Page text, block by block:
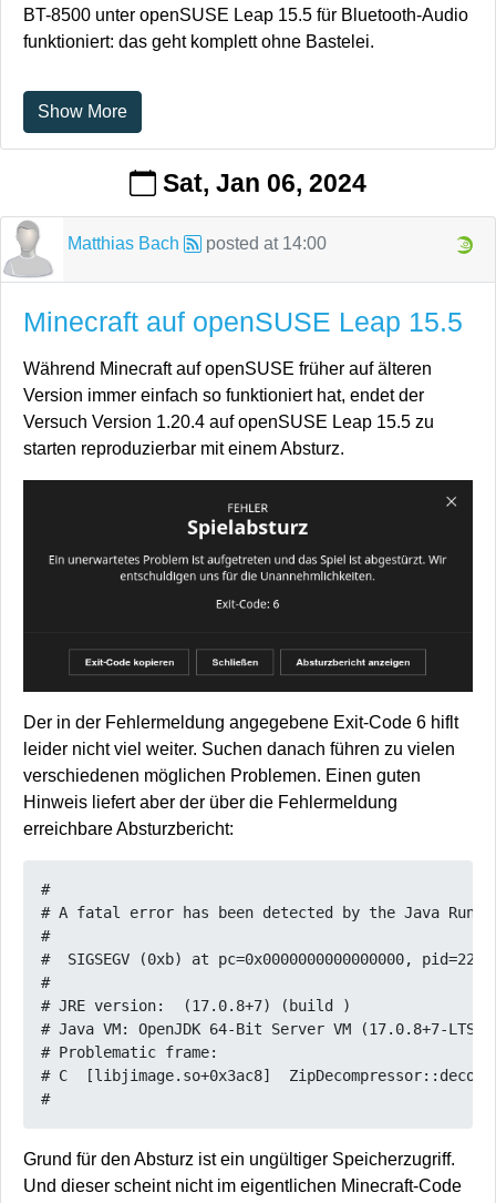
BT-8500 unter openSUSE Leap 15.5 für Bluetooth-Audio
funktioniert: das geht komplett ohne Bastelei.
Show More
Sat, Jan 06, 2024
Matthias Bach posted at 14:00
Minecraft auf openSUSE Leap 15.5
Während Minecraft auf openSUSE früher auf älteren
Version immer einfach so funktioniert hat, endet der
Versuch Version 1.20.4 auf openSUSE Leap 15.5 zu
starten reproduzierbar mit einem Absturz.
Der in der Fehlermeldung angegebene Exit-Code 6 hiflt
leider nicht viel weiter. Suchen danach führen zu vielen
verschiedenen möglichen Problemen. Einen guten
Hinweis liefert aber der über die Fehlermeldung
erreichbare Absturzbericht:
#
# A fatal error has been detected by the Java
#
#  SIGSEGV (0xb) at pc=0x0000000000000000,
#
# JRE version:  (17.0.8+7) (build )
# Java VM: OpenJDK 64-Bit Server VM (17.0.8+7-
# Problematic frame:
# C  [libjimage.so+0x3ac8]
Grund für den Absturz ist ein ungültiger Speicherzugriff.
Und dieser scheint nicht im eigentlichen Minecraft-Code